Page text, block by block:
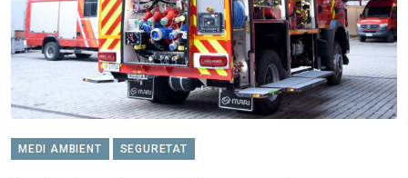
MEDI AMBIENT SEGURETAT